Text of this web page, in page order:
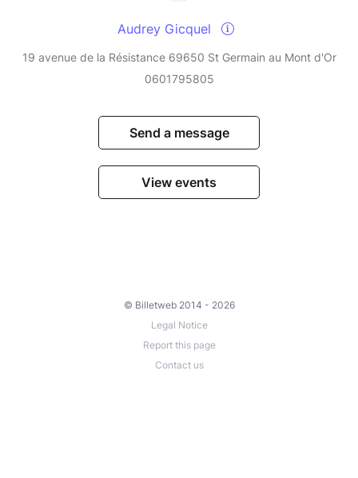
Audrey Gicquel
19 avenue de la Résistance 69650 St Germain au Mont d'Or
0601795805
Send a message
View events
© Billetweb 2014 - 2026
Legal Notice
Report this page
Contact us